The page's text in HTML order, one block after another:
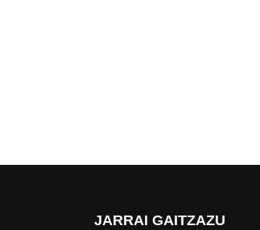
JARRAI GAITZAZU